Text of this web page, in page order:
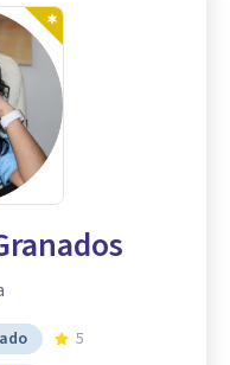
5